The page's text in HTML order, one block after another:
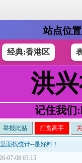
站点位
经典:香港区
洪
记住我们
举报此贴 打赏高手
面找统计--是好料！
07-08 03:15